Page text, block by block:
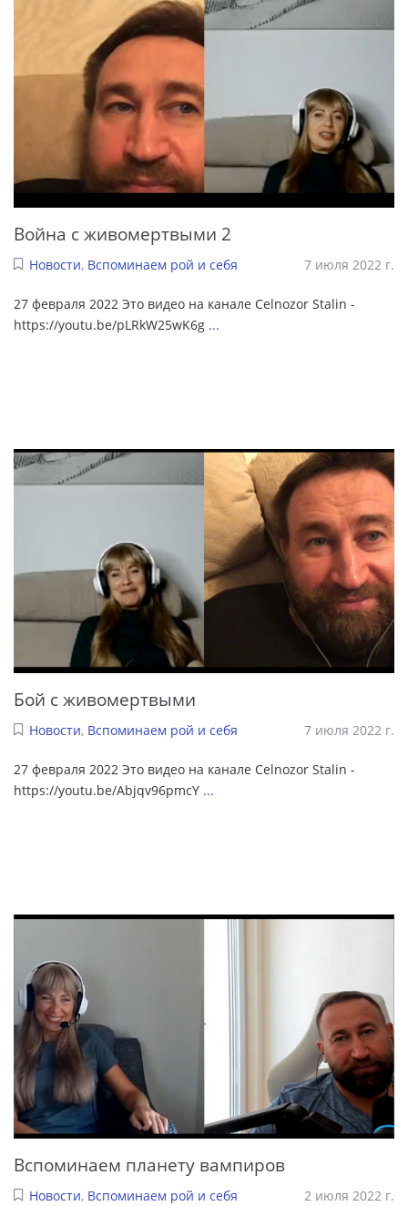
Война с живомертвыми 2
Новости, Вспоминаем рой и себя 7 июля 2022 г.
27 февраля 2022 Это видео на канале Celnozor Stalin -
https://youtu.be/pLRkW25wK6g ...
Бой с живомертвыми
Новости, Вспоминаем рой и себя 7 июля 2022 г.
27 февраля 2022 Это видео на канале Celnozor Stalin -
https://youtu.be/Abjqv96pmcY ...
Вспоминаем планету вампиров
Новости, Вспоминаем рой и себя 2 июля 2022 г.